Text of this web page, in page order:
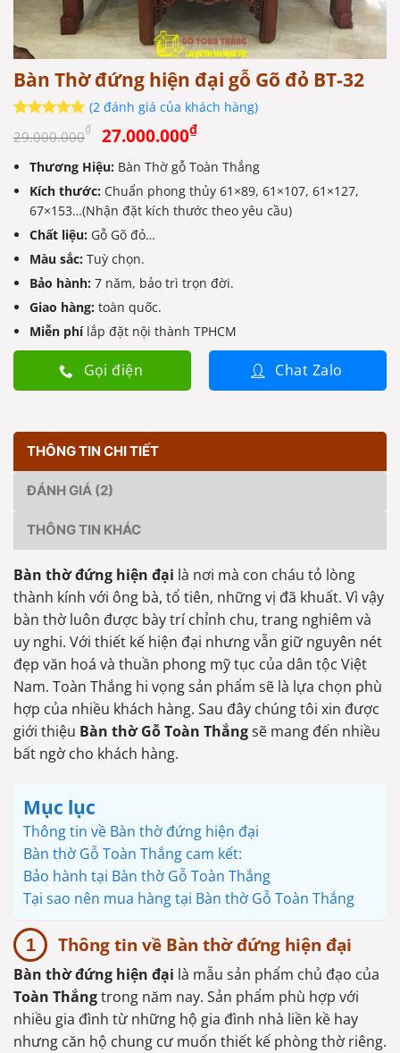
Bàn Thờ đứng hiện đại gỗ Gõ đỏ BT-32
dựa trên
(2đánh giá của khách hàng)
29.000.000₫ Giá
gốc
là:
29.000.000₫.
27.000.000₫Giá
hiện
tại
là:
27.000.000₫.
Thương Hiệu: Bàn Thờ gỗ Toàn Thắng
Kích thước: Chuẩn phong thủy 61×89, 61×107, 61×127,
67×153…(Nhận đặt kích thước theo yêu cầu)
Chất liệu: Gỗ Gõ đỏ…
Màu sắc: Tuỳ chọn.
Bảo hành: 7 năm, bảo trì trọn đời.
Giao hàng: toàn quốc.
Miễn phílắp đặt nội thành TPHCM
Gọi điện Chat Zalo
THÔNG TIN CHI TIẾT
ĐÁNH GIÁ (2)
THÔNG TIN KHÁC
Bàn thờ đứng hiện đại là nơi mà con cháu tỏ lòng
thành kính với ông bà, tổ tiên, những vị đã khuất. Vì vậy
bàn thờ luôn được bày trí chỉnh chu, trang nghiêm và
uy nghi. Với thiết kế hiện đại nhưng vẫn giữ nguyên nét
đẹp văn hoá và thuần phong mỹ tục của dân tộc Việt
Nam. Toàn Thắng hi vọng sản phẩm sẽ là lựa chọn phù
hợp của nhiều khách hàng. Sau đây chúng tôi xin được
giới thiệu Bàn thờ Gỗ Toàn Thắngsẽ mang đến nhiều
bất ngờ cho khách hàng.
Mục lục
Thông tin về Bàn thờ đứng hiện đại
Bàn thờ Gỗ Toàn Thắng cam kết:
Bảo hành tại Bàn thờ Gỗ Toàn Thắng
Tại sao nên mua hàng tại Bàn thờ Gỗ Toàn Thắng
Thông tin về Bàn thờ đứng hiện đại
Bàn thờ đứng hiện đại là mẫu sản phẩm chủ đạo của
Toàn Thắngtrong năm nay. Sản phẩm phù hợp với
nhiều gia đình từ những hộ gia đình nhà liền kề hay
nhưng căn hộ chung cư muốn thiết kế phòng thờ riêng.